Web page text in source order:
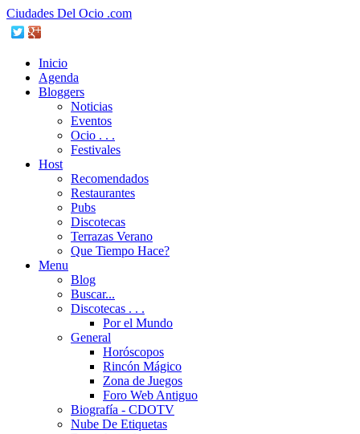
Ciudades Del Ocio .com
Inicio
Agenda
Bloggers
Noticias
Eventos
Ocio . . .
Festivales
Host
Recomendados
Restaurantes
Pubs
Discotecas
Terrazas Verano
Que Tiempo Hace?
Menu
Blog
Buscar...
Discotecas . . .
Por el Mundo
General
Horóscopos
Rincón Mágico
Zona de Juegos
Foro Web Antiguo
Biografía - CDOTV
Nube De Etiquetas